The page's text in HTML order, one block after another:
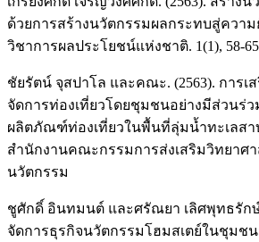
ด้วยการสร้างนวัตกรรมผลกระทบสู่ความ
วิชาการผลประโยชน์แห่งชาติ. 1(1), 58-
ชัยรัตน์ จุสปาโล และคณะ. (2563). การเ
จัดการท่องเที่ยวโดยชุมชนอย่างมีส่วนร่
ผลิตภัณฑ์ท่องเที่ยวในพื้นที่ลุ่มน้ำทะเลสา
สำนักงานคณะกรรมการส่งเสริมวิทยาศา
นวัตกรรม
ชูศักดิ์ อินทมนต์ และศรัณยา เลิศพุทธรักษ์
จัดการธุรกิจนวัตกรรมโฮมสเตย์ในชุมช